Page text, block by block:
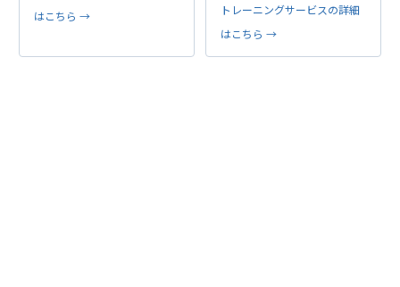
はこちら →
トレーニングサービスの詳細
はこちら →